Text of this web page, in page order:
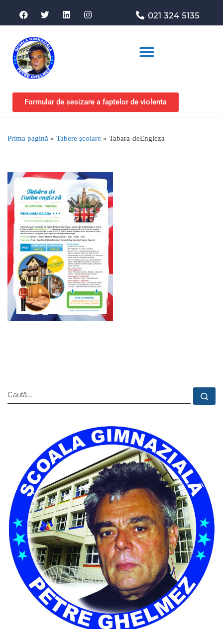
021 324 5135
Formular de sesizare a faptelor de violenta
Prima pagină » Tabere şcolare » Tabara-deEngleza